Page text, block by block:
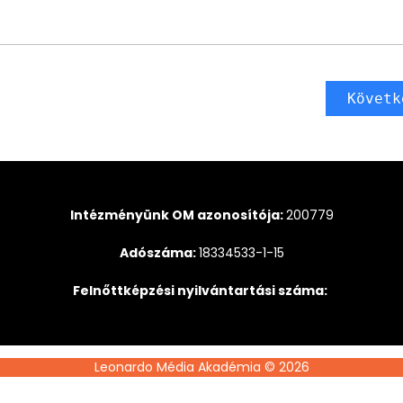
Intézményünk OM azonosítója:200779
Adószáma:18334533-1-15
Felnőttképzési nyilvántartási száma:
Leonardo Média Akadémia © 2026